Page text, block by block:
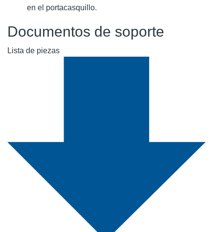
en el portacasquillo.
Documentos de soporte
Lista de piezas